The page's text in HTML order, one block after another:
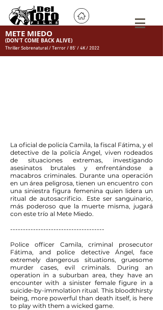
METE MIEDO
(DON'T COME BACK ALIVE)
Thriller Sobrenatural / Terror / 85' / 4K / 2022
La oficial de policía Camila, la fiscal Fátima, y el
detective de la policía Ángel, viven rodeados
de situaciones extremas, investigando
asesinatos brutales y enfrentándose a
macabros criminales. Durante una operación
en un área peligrosa, tienen un encuentro con
una siniestra figura femenina quien lidera un
ritual de autosacrificio. Este ser sanguinario,
más poderoso que la muerte misma, jugará
con este trío al Mete Miedo.
-------------------------------------
Police officer Camila, criminal prosecutor
Fátima, and police detective Ángel, face
extremely dangerous situations, gruesome
murder cases, evil criminals. During an
operation in a suburban area, they have an
encounter with a sinister female figure in a
suicide-by-immolation ritual. This bloodthirsty
being, more powerful than death itself, is here
to play with them a wicked game.